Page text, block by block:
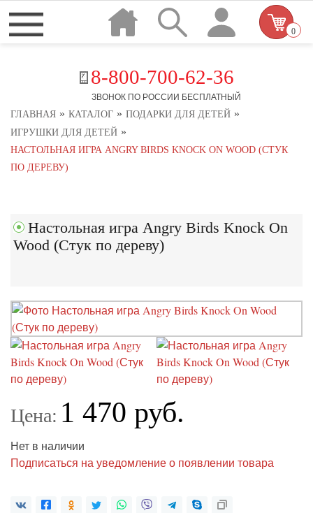
8-800-700-62-36
ЗВОНОК ПО РОССИИ БЕСПЛАТНЫЙ
0
ГЛАВНАЯ » КАТАЛОГ » ПОДАРКИ ДЛЯ ДЕТЕЙ »
ИГРУШКИ ДЛЯ ДЕТЕЙ »
НАСТОЛЬНАЯ ИГРА ANGRY BIRDS KNOCK ON WOOD (СТУК
ПО ДЕРЕВУ)
Настольная игра Angry Birds Knock On
Wood (Стук по дереву)
Цена: 1 470 руб.
Нет в наличии
Подписаться на уведомление о появлении товара